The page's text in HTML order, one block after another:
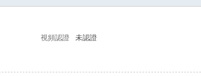
視頻認證 未認證